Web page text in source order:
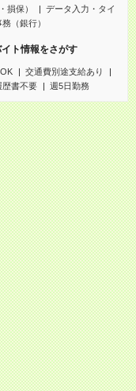
損保）
データ入力・タイ
（銀行）
ト情報をさがす
交通費別途支給あり
歴書不要 週5日勤務